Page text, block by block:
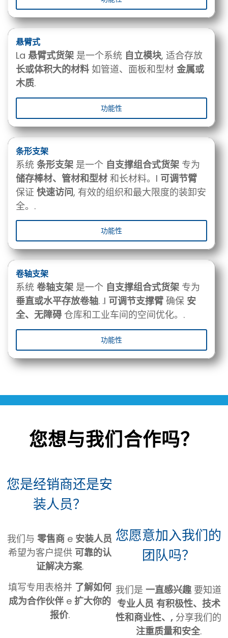
悬臂式
La 悬臂式货架 是一个系统 自立模块, 适合存放
长或体积大的材料 如管道、面板和型材 金属或
木质.
功能性
条形支架
系统 条形支架 是一个 自支撑组合式货架 专为
储存棒材、管材和型材 和长材料。I 可调节臂
保证 快速访问, 有效的组织和最大限度的装卸安
全。.
功能性
卷轴支架
系统 卷轴支架 是一个 自支撑组合式货架 专为
垂直或水平存放卷轴. .I 可调节支撑臂 确保 安
全、无障碍 仓库和工业车间的空间优化。.
功能性
您想与我们合作吗？
您是经销商还是安
装人员？
我们与 零售商 e 安装人员
希望为客户提供 可靠的认
证解决方案.
填写专用表格并 了解如何
成为合作伙伴e 扩大你的
报价.
您愿意加入我们的
团队吗？
我们是 一直感兴趣要知道
专业人员 有积极性、技术
性和商业性、, 分享我们的
注重质量和安全.